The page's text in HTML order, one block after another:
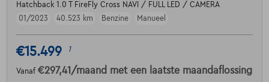
Hatchback 1.0 T FireFly Cross NAVI / FULL LED / CAMERA
01/2023
40.523 km Benzine Manueel
€15.499 1
Vanaf €297,41 /maand met een laatste maandaflossing